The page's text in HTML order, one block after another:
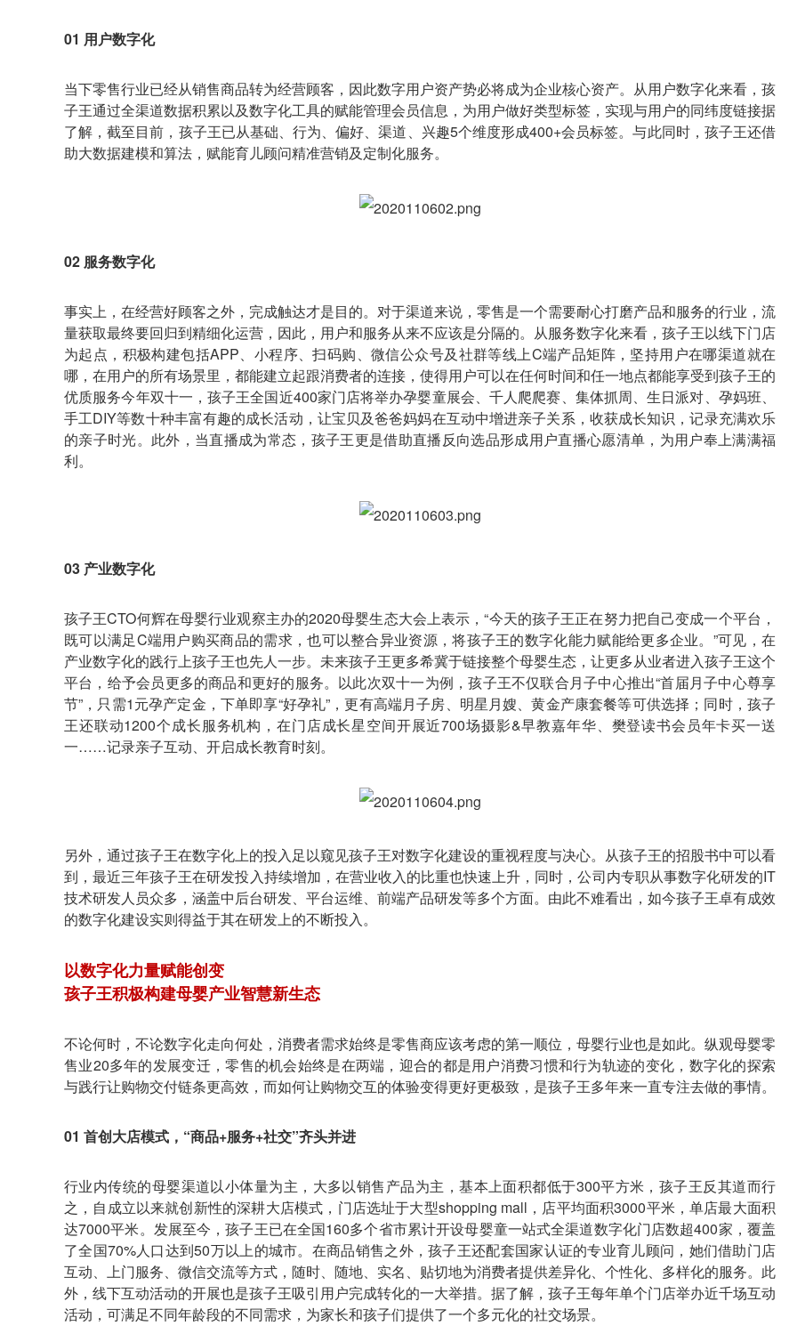
01 用户数字化
当下零售行业已经从销售商品转为经营顾客，因此数字用户资产势必将成为企业核心资产。从用户数字化来看，孩
子王通过全渠道数据积累以及数字化工具的赋能管理会员信息，为用户做好类型标签，实现与用户的同纬度链接据
了解，截至目前，孩子王已从基础、行为、偏好、渠道、兴趣5个维度形成400+会员标签。与此同时，孩子王还借
助大数据建模和算法，赋能育儿顾问精准营销及定制化服务。
02 服务数字化
事实上，在经营好顾客之外，完成触达才是目的。对于渠道来说，零售是一个需要耐心打磨产品和服务的行业，流
量获取最终要回归到精细化运营，因此，用户和服务从来不应该是分隔的。从服务数字化来看，孩子王以线下门店
为起点，积极构建包括APP、小程序、扫码购、微信公众号及社群等线上C端产品矩阵，坚持用户在哪渠道就在
哪，在用户的所有场景里，都能建立起跟消费者的连接，使得用户可以在任何时间和任一地点都能享受到孩子王的
优质服务今年双十一，孩子王全国近400家门店将举办孕婴童展会、千人爬爬赛、集体抓周、生日派对、孕妈班、
手工DIY等数十种丰富有趣的成长活动，让宝贝及爸爸妈妈在互动中增进亲子关系，收获成长知识，记录充满欢乐
的亲子时光。此外，当直播成为常态，孩子王更是借助直播反向选品形成用户直播心愿清单，为用户奉上满满福
利。
03 产业数字化
孩子王CTO何辉在母婴行业观察主办的2020母婴生态大会上表示，“今天的孩子王正在努力把自己变成一个平台，
既可以满足C端用户购买商品的需求，也可以整合异业资源，将孩子王的数字化能力赋能给更多企业。”可见，在
产业数字化的践行上孩子王也先人一步。未来孩子王更多希冀于链接整个母婴生态，让更多从业者进入孩子王这个
平台，给予会员更多的商品和更好的服务。以此次双十一为例，孩子王不仅联合月子中心推出“首届月子中心尊享
节”，只需1元孕产定金，下单即享“好孕礼”，更有高端月子房、明星月嫂、黄金产康套餐等可供选择；同时，孩子
王还联动1200个成长服务机构，在门店成长星空间开展近700场摄影&早教嘉年华、樊登读书会员年卡买一送
一……记录亲子互动、开启成长教育时刻。
另外，通过孩子王在数字化上的投入足以窥见孩子王对数字化建设的重视程度与决心。从孩子王的招股书中可以看
到，最近三年孩子王在研发投入持续增加，在营业收入的比重也快速上升，同时，公司内专职从事数字化研发的IT
技术研发人员众多，涵盖中后台研发、平台运维、前端产品研发等多个方面。由此不难看出，如今孩子王卓有成效
的数字化建设实则得益于其在研发上的不断投入。
以数字化力量赋能创变
孩子王积极构建母婴产业智慧新生态
不论何时，不论数字化走向何处，消费者需求始终是零售商应该考虑的第一顺位，母婴行业也是如此。纵观母婴零
售业20多年的发展变迁，零售的机会始终是在两端，迎合的都是用户消费习惯和行为轨迹的变化，数字化的探索
与践行让购物交付链条更高效，而如何让购物交互的体验变得更好更极致，是孩子王多年来一直专注去做的事情。
01 首创大店模式，“商品+服务+社交”齐头并进
行业内传统的母婴渠道以小体量为主，大多以销售产品为主，基本上面积都低于300平方米，孩子王反其道而行
之，自成立以来就创新性的深耕大店模式，门店选址于大型shopping mall，店平均面积3000平米，单店最大面积
达7000平米。发展至今，孩子王已在全国160多个省市累计开设母婴童一站式全渠道数字化门店数超400家，覆盖
了全国70%人口达到50万以上的城市。在商品销售之外，孩子王还配套国家认证的专业育儿顾问，她们借助门店
互动、上门服务、微信交流等方式，随时、随地、实名、贴切地为消费者提供差异化、个性化、多样化的服务。此
外，线下互动活动的开展也是孩子王吸引用户完成转化的一大举措。据了解，孩子王每年单个门店举办近千场互动
活动，可满足不同年龄段的不同需求，为家长和孩子们提供了一个多元化的社交场景。